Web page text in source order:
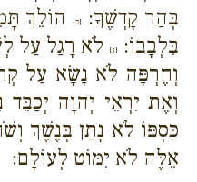
בְּהַר קָדְשֶׁךָ:
{ב}הוֹלֵךְ
בִּלְבָבוֹ:
{ג} לֹא רָגַל עַל
וְחֶרְפָּה לֹא נָשָׂא עַל
וְאֶת יִרְאֵי יְהוָה
כַּסְפּוֹ לֹא נָתַן בְּנֶשֶׁךְ
אֵלֶּה לֹא יִמּוֹט לְעוֹלָם: